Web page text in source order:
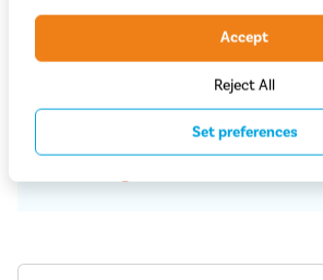
Service en rijklareaflevering aan huis
Grootste assortimenta-merk fietsen
Reject All
Accept
Set preferences